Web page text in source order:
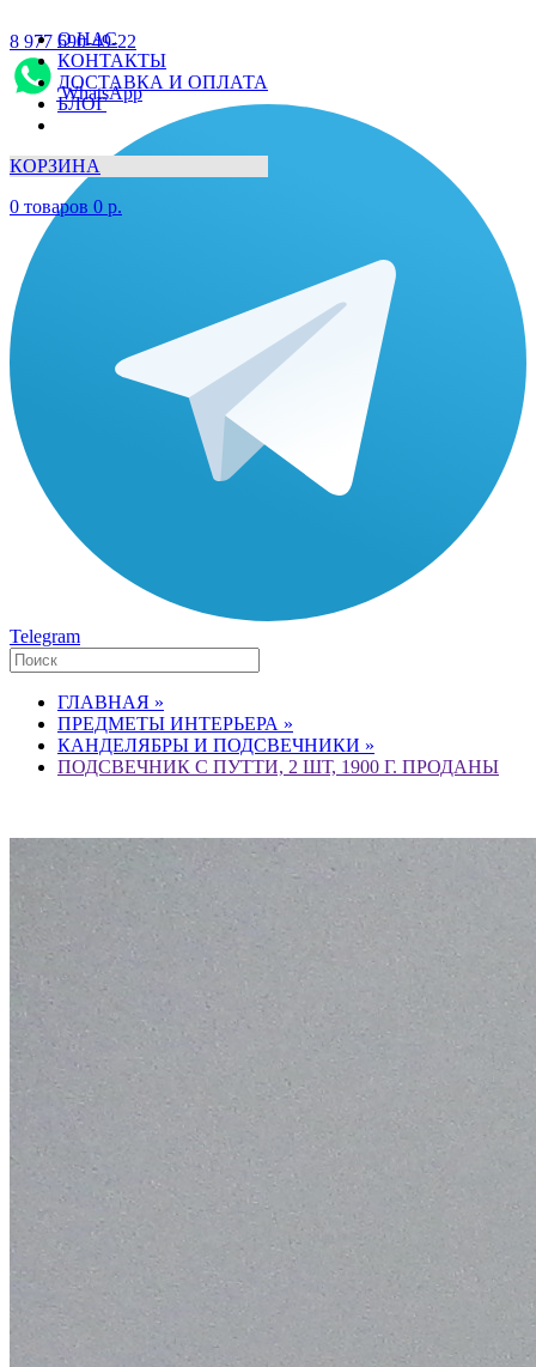
О НАС
КОНТАКТЫ
ДОСТАВКА И ОПЛАТА
БЛОГ
КОРЗИНА
0 товаров 0 р.
8 977 690-49-22
WhatsApp
Telegram
ГЛАВНАЯ »
ПРЕДМЕТЫ ИНТЕРЬЕРА »
КАНДЕЛЯБРЫ И ПОДСВЕЧНИКИ »
ПОДСВЕЧНИК С ПУТТИ, 2 ШТ, 1900 Г. ПРОДАНЫ